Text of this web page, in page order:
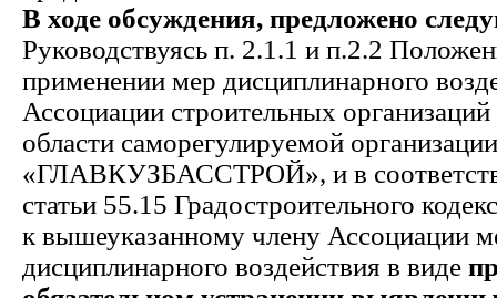
В ходе обсуждения, предложено
Руководствуясь п. 2.1.1 и п.2.2
применении мер дисциплинарного
Ассоциации строительных
области саморегулируемой организации
«ГЛАВКУЗБАССТРОЙ», и в
статьи 55.15 Градостроительного
к вышеуказанному члену Ассоциации
дисциплинарного воздействия в виде